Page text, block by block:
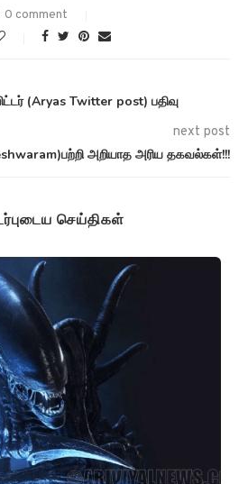
0 comment
(Aryas Twitter post) பதிவு
next post
அறியாத அரிய தகவல்கள்!!!
செய்திகள்